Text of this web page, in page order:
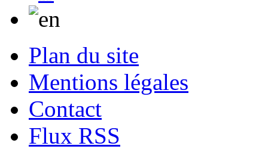
Plan du site
Mentions légales
Contact
Flux RSS